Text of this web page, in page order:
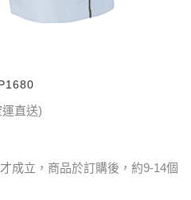
直送)
成立，商品於訂購後，約9-14個